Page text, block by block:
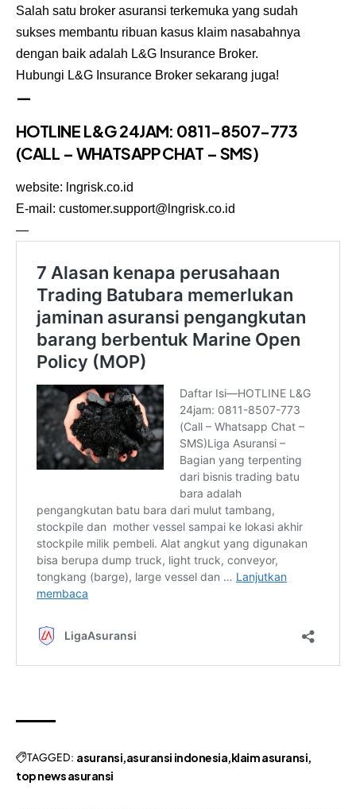
Salah satu broker asuransi terkemuka yang sudah
sukses membantu ribuan kasus klaim nasabahnya
dengan baik adalah L&G Insurance Broker.
Hubungi L&G Insurance Broker sekarang juga!
—
HOTLINE L&G 24JAM: 0811-8507-773
(CALL – WHATSAPP CHAT – SMS)
website: lngrisk.co.id
E-mail: customer.support@lngrisk.co.id
—
TAGGED: asuransi asuransi indonesia klaim asuransi
top news asuransi